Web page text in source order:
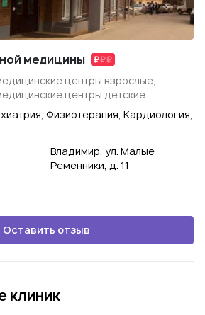
медицины
центры взрослые,
центры детские
Физиотерапия, Кардиология,
Владимир, ул. Малые
Ременники, д. 11
Оставить отзыв
клиник